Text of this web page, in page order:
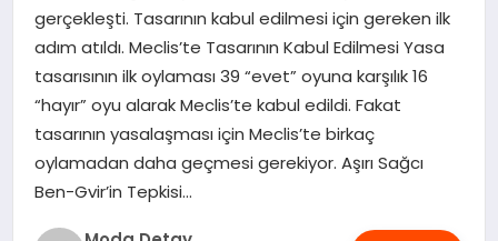
MAGAZIN
SAĞLIK
SPOR
gerçekleşti. Tasarının kabul edilmesi için gereken ilk
adım atıldı. Meclis’te Tasarının Kabul Edilmesi Yasa
tasarısının ilk oylaması 39 “evet” oyuna karşılık 16
“hayır” oyu alarak Meclis’te kabul edildi. Fakat
tasarının yasalaşması için Meclis’te birkaç
oylamadan daha geçmesi gerekiyor. Aşırı Sağcı
Ben-Gvir’in Tepkisi…